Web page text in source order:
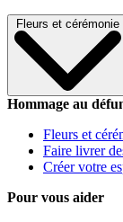
Fleurs et cérémonie
Hommage au
Fleurs et
Faire livrer
Créer votre
Pour vous aider